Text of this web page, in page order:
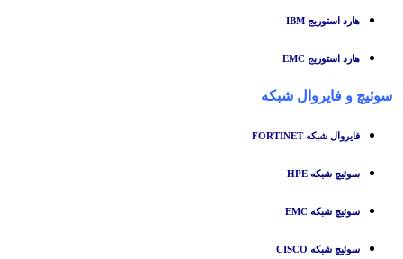
هارد استوریج IBM
هارد استوریج EMC
سوئیچ و فایروال شبکه
فایروال شبکه FORTINET
سوئیچ شبکه HPE
سوئیچ شبکه EMC
سوئیچ شبکه CISCO